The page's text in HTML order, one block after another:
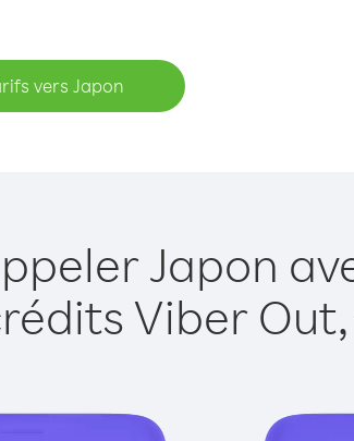
vers Japon
Japon
Viber